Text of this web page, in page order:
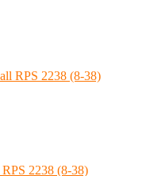
2238 (8-38)